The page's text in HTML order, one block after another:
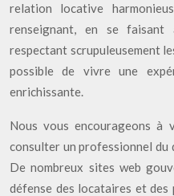
relation locative
renseignant, en se faisant
respectant scrupuleusement
possible de vivre une
enrichissante.
Nous vous encourageons à
consulter un professionnel du
De nombreux sites web
défense des locataires et